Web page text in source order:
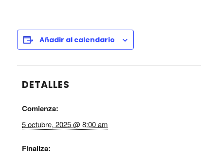
Añadir al calendario
DETALLES
Comienza:
5 octubre, 2025 @ 8:00 am
Finaliza: